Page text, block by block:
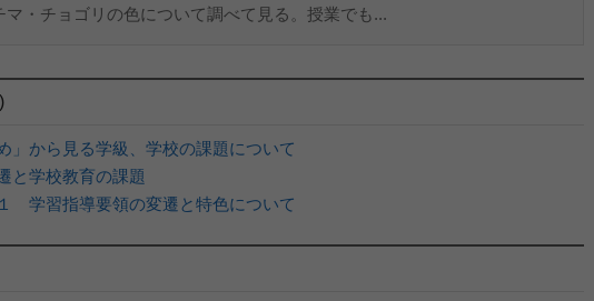
・チョゴリの色について調べて見る。授業でも...
」から見る学級、学校の課題について
と学校教育の課題
学習指導要領の変遷と特色について